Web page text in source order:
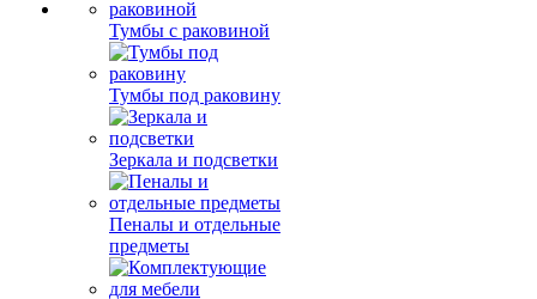
Тумбы с раковиной
Тумбы под раковину
Зеркала и подсветки
Пеналы и отдельные
предметы